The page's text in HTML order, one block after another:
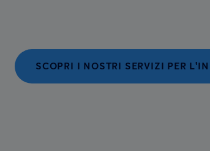
SCOPRI I NOSTRI SERVIZI PER